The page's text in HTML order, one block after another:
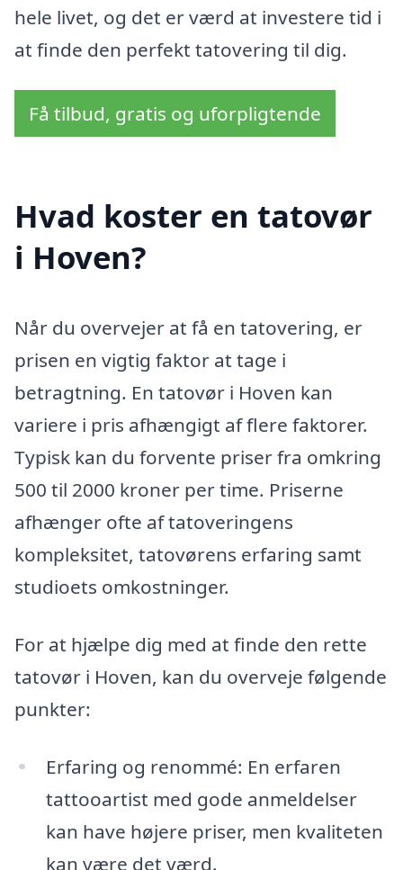
hele livet, og det er værd at investere tid i
at finde den perfekt tatovering til dig.
Få tilbud, gratis og uforpligtende
Hvad koster en tatovør
i Hoven?
Når du overvejer at få en tatovering, er
prisen en vigtig faktor at tage i
betragtning. En tatovør i Hoven kan
variere i pris afhængigt af flere faktorer.
Typisk kan du forvente priser fra omkring
500 til 2000 kroner per time. Priserne
afhænger ofte af tatoveringens
kompleksitet, tatovørens erfaring samt
studioets omkostninger.
For at hjælpe dig med at finde den rette
tatovør i Hoven, kan du overveje følgende
punkter:
Erfaring og renommé: En erfaren
tattooartist med gode anmeldelser
kan have højere priser, men kvaliteten
kan være det værd.